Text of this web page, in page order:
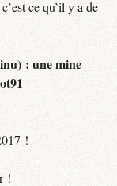
ce qu’il y a de
: une mine
!
!